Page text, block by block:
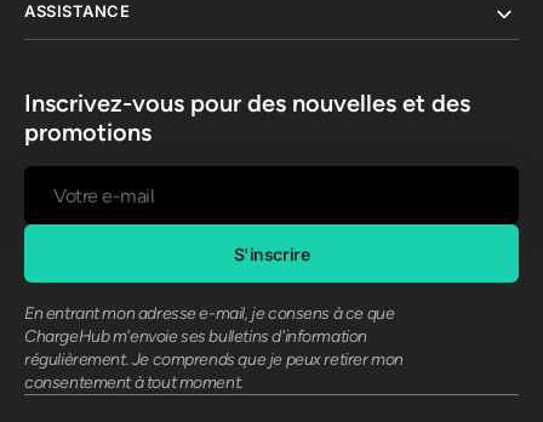
ASSISTANCE
Inscrivez-vous pour des nouvelles et des
promotions
Votre
mail
S'inscrire
En entrant mon adresse e-mail, je consens à ce que
ChargeHub m'envoie ses bulletins d'information
régulièrement. Je comprends que je peux retirer mon
consentement à tout moment.